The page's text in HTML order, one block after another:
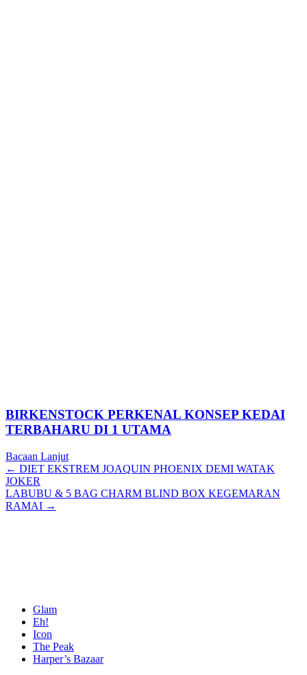
BIRKENSTOCK PERKENAL KONSEP KEDAI
TERBAHARU DI 1 UTAMA
Bacaan Lanjut
Posts
navigation
← DIET EKSTREM JOAQUIN PHOENIX DEMI WATAK
JOKER
LABUBU & 5 BAG CHARM BLIND BOX KEGEMARAN
RAMAI →
Glam
Eh!
Icon
The Peak
Harper’s Bazaar